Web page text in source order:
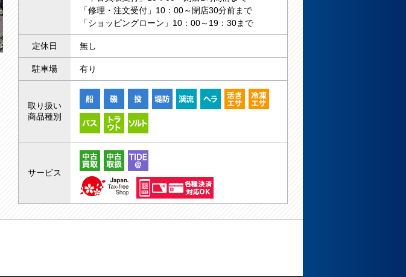
「修理・注文受付」10：00～閉店30分前まで
「ショッピングローン」10：00～19：30まで
定休日 無し
駐車場 有り
取り扱い
商品種別
サービス